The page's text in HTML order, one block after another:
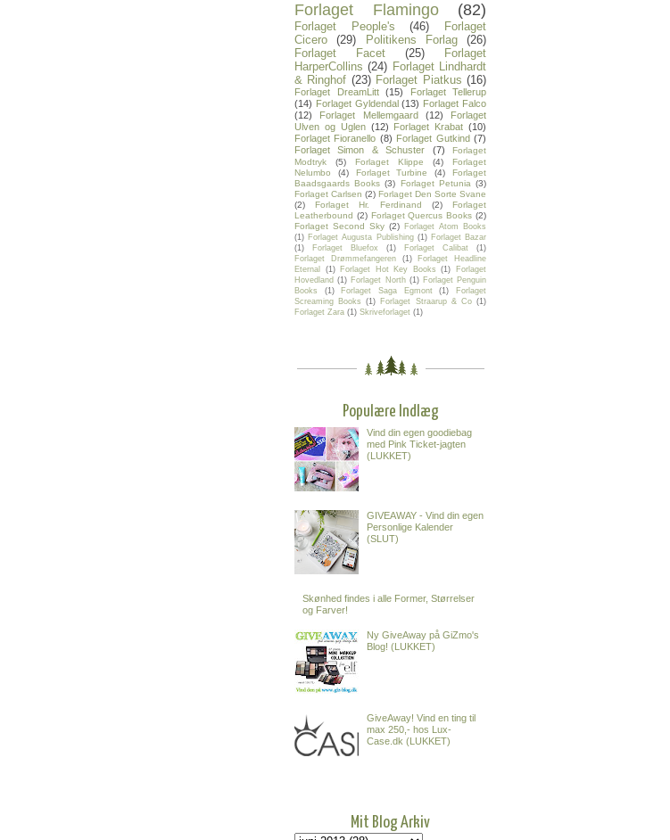
Forlaget Flamingo (82)
Forlaget People's (46)
Forlaget
Cicero
(29) Politikens Forlag
(26)
Forlaget Facet
(25)
Forlaget
HarperCollins (24) Forlaget Lindhardt
& Ringhof (23) Forlaget Piatkus (16)
Forlaget DreamLitt (15)
Forlaget Tellerup
(14) Forlaget Gyldendal (13) Forlaget Falco
(12)
Forlaget Mellemgaard (12)
Forlaget
Ulven og Uglen (12) Forlaget Krabat (10)
Forlaget Fioranello (8) Forlaget Gutkind (7)
Forlaget Simon & Schuster
(7)
Forlaget
Modtryk
(5) Forlaget Klippe (4)
Forlaget
Nelumbo
(4) Forlaget Turbine (4)
Forlaget
Baadsgaards Books (3) Forlaget Petunia (3)
Forlaget Carlsen (2) Forlaget Den Sorte Svane
(2)
Forlaget Hr. Ferdinand (2)
Forlaget
Leatherbound (2) Forlaget Quercus Books (2)
Forlaget Second Sky (2) Forlaget Atom Books
(1) Forlaget Augusta Publishing (1) Forlaget Bazar
(1)
Forlaget Bluefox (1) Forlaget Calibat
(1)
Forlaget Drømmefangeren
(1)
Forlaget Headline
Eternal
(1) Forlaget Hot Key Books (1)
Forlaget
Hovedland (1) Forlaget North (1) Forlaget Penguin
Books
(1) Forlaget Saga Egmont (1)
Forlaget
Screaming Books
(1) Forlaget Straarup & Co (1)
Forlaget Zara (1) Skriveforlaget (1)
Populære Indlæg
Vind din egen goodiebag
med Pink Ticket-jagten
(LUKKET)
GIVEAWAY - Vind din egen
Personlige Kalender
(SLUT)
Skønhed findes i alle Former, Størrelser
og Farver!
Ny GiveAway på GiZmo's
Blog! (LUKKET)
GiveAway! Vind en ting til
max 250,- hos Lux-
Case.dk (LUKKET)
Mit Blog Arkiv